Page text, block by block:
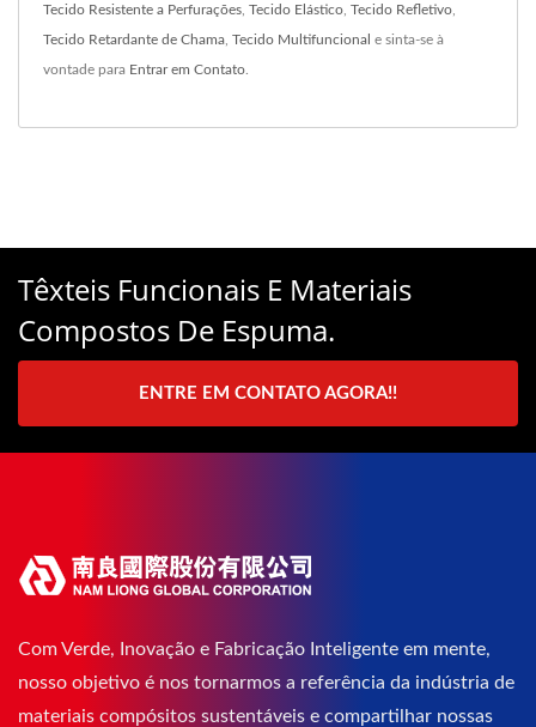
Tecido Resistente a Perfurações Tecido Elástico Tecido Refletivo
Tecido Retardante de Chama Tecido Multifuncional e sinta-se à
vontade para Entrar em Contato
Têxteis Funcionais E Materiais
Compostos De Espuma.
ENTRE EM CONTATO AGORA!!
Com Verde, Inovação e Fabricação Inteligente em mente,
nosso objetivo é nos tornarmos a referência da indústria de
materiais compósitos sustentáveis e compartilhar nossas